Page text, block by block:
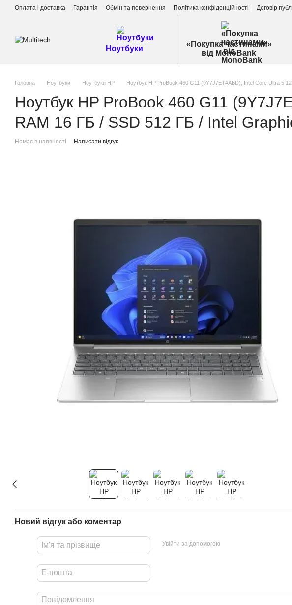
Перейти до основного контенту
Оплата і доставка Гарантія Обмін та повернення Політика конфіденційності Договір
Ноутбуки
«Покупка частинами»
від MonoBank
Головна Ноутбуки Ноутбуки HP Ноутбук HP ProBook 460 G11 (9Y7J7ET#ABD), Intel Core Ultra 5
Ноутбук HP ProBook 460 G11
RAM 16 ГБ / SSD 512 ГБ / Intel
Немає в наявності Написати відгук
Новий відгук або коментар
Увійти за допомогою